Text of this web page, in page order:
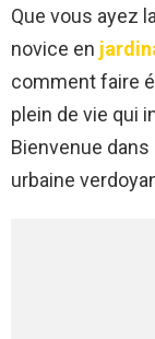
Que vous ayez
novice en
comment faire
plein de vie qui
Bienvenue dans
urbaine